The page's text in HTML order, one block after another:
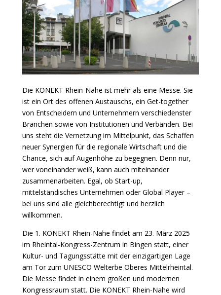
Die KONEKT Rhein-Nahe ist mehr als eine Messe. Sie
ist ein Ort des offenen Austauschs, ein Get-together
von Entscheidern und Unternehmern verschiedenster
Branchen sowie von Institutionen und Verbänden. Bei
uns steht die Vernetzung im Mittelpunkt, das Schaffen
neuer Synergien für die regionale Wirtschaft und die
Chance, sich auf Augenhöhe zu begegnen. Denn nur,
wer voneinander weiß, kann auch miteinander
zusammenarbeiten. Egal, ob Start-up,
mittelständisches Unternehmen oder Global Player –
bei uns sind alle gleichberechtigt und herzlich
willkommen.
Die 1. KONEKT Rhein-Nahe findet am 23. März 2025
im Rheintal-Kongress-Zentrum in Bingen statt, einer
Kultur- und Tagungsstätte mit der einzigartigen Lage
am Tor zum UNESCO Welterbe Oberes Mittelrheintal.
Die Messe findet in einem großen und modernen
Kongressraum statt. Die KONEKT Rhein-Nahe wird